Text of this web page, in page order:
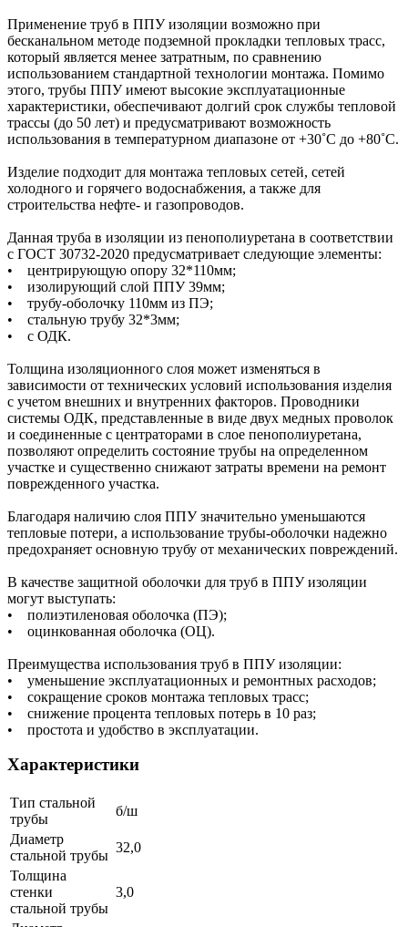
Применение труб в ППУ изоляции возможно при
бесканальном методе подземной прокладки тепловых трасс,
который является менее затратным, по сравнению
использованием стандартной технологии монтажа. Помимо
этого, трубы ППУ имеют высокие эксплуатационные
характеристики, обеспечивают долгий срок службы тепловой
трассы (до 50 лет) и предусматривают возможность
использования в температурном диапазоне от +30˚C до +80˚C.
Изделие подходит для монтажа тепловых сетей, сетей
холодного и горячего водоснабжения, а также для
строительства нефте- и газопроводов.
Данная труба в изоляции из пенополиуретана в соответствии
с ГОСТ 30732-2020 предусматривает следующие элементы:
• центрирующую опору 32*110мм;
• изолирующий слой ППУ 39мм;
• трубу-оболочку 110мм из ПЭ;
• стальную трубу 32*3мм;
• с ОДК.
Толщина изоляционного слоя может изменяться в
зависимости от технических условий использования изделия
с учетом внешних и внутренних факторов. Проводники
системы ОДК, представленные в виде двух медных проволок
и соединенные с центраторами в слое пенополиуретана,
позволяют определить состояние трубы на определенном
участке и существенно снижают затраты времени на ремонт
поврежденного участка.
Благодаря наличию слоя ППУ значительно уменьшаются
тепловые потери, а использование трубы-оболочки надежно
предохраняет основную трубу от механических повреждений.
В качестве защитной оболочки для труб в ППУ изоляции
могут выступать:
• полиэтиленовая оболочка (ПЭ);
• оцинкованная оболочка (ОЦ).
Преимущества использования труб в ППУ изоляции:
• уменьшение эксплуатационных и ремонтных расходов;
• сокращение сроков монтажа тепловых трасс;
• снижение процента тепловых потерь в 10 раз;
• простота и удобство в эксплуатации.
Характеристики
Тип стальной
трубы
б/ш
Диаметр
стальной трубы
32,0
Толщина
стенки
стальной трубы
3,0